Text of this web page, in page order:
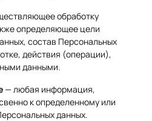
обработку
определяющее цели
состав Персональных
действия (операции),
данными.
— любая информация,
к определенному или
данных.